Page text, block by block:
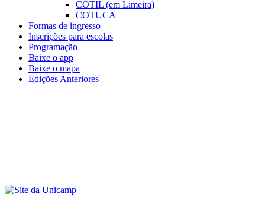
COTIL (em Limeira)
COTUCA
Formas de ingresso
Inscrições para escolas
Programação
Baixe o app
Baixe o mapa
Edições Anteriores